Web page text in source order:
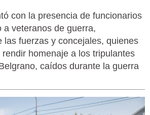
con la presencia de funcionarios
a veteranos de guerra,
las fuerzas y concejales, quienes
homenaje a los tripulantes
caídos durante la guerra